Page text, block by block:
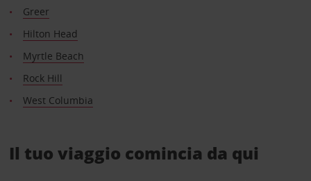
Greer
Hilton Head
Myrtle Beach
Rock Hill
West Columbia
Il tuo viaggio comincia da qui